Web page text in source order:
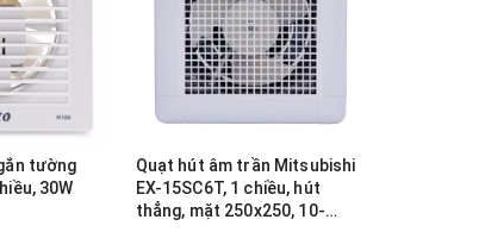
tường
30W
Quạt hút âm trần Mitsubishi
EX-15SC6T, 1 chiều, hút
thẳng, mặt 250x250, 10-